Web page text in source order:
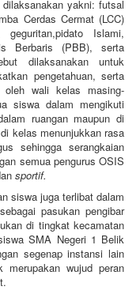
yakni: futsal
Cerdas Cermat (LCC)
geguritan,pidato Islami,
Berbaris (PBB), serta
dilaksanakan untuk
pengetahuan, serta
oleh wali kelas masing-
siswa dalam mengikuti
ruangan maupun di
kelas menunjukkan rasa
sehingga serangkaian
semua pengurus OSIS
sportif.
juga terlibat dalam
pasukan pengibar
di tingkat kecamatan
SMA Negeri 1 Belik
segenap instansi lain
wujud peran